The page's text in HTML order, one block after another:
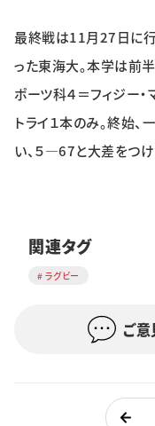
特集・企画
イベント
最終戦は11月27日に
った東海大。本学は前
ポーツ科４＝フィジー・
トライ１本のみ。終始
い、５―67と大差をつけ
関連タグ
ラグビー
ご意